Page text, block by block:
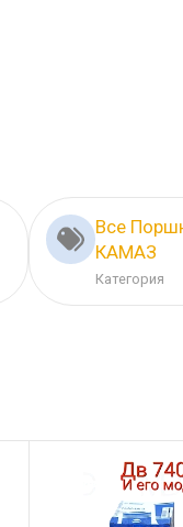
Все
КАМАЗ
Категория